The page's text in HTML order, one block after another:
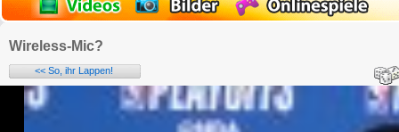
Wireless-Mic?
<< So, ihr Lappen!